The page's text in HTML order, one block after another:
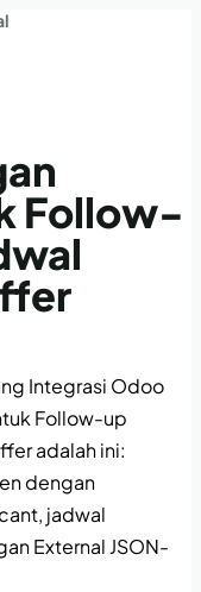
Follow-
Integrasi Odoo
Follow-up
adalah ini:
dengan
jadwal
External JSON-